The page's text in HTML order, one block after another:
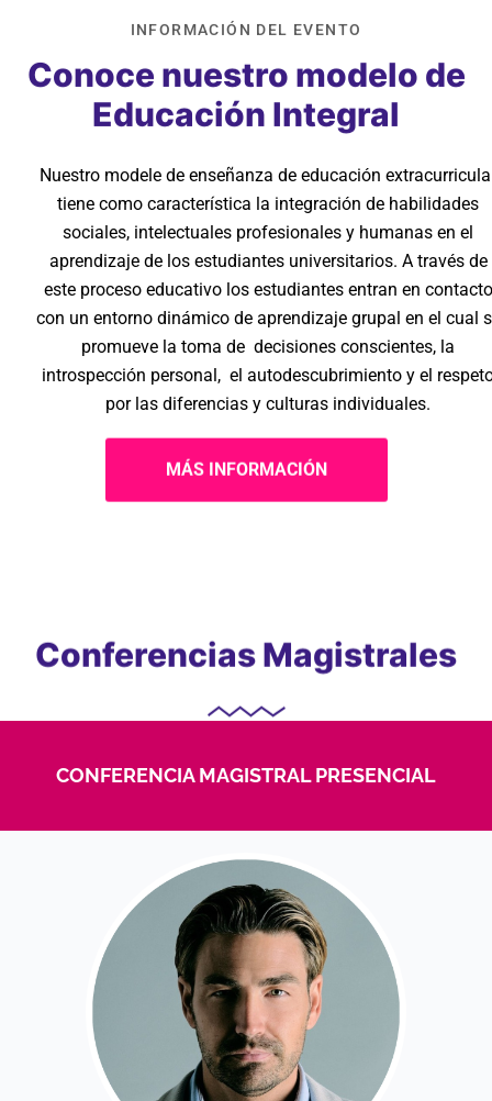
INFORMACIÓN DEL EVENTO
Conoce nuestro modelo de
Educación Integral
Nuestro modele de enseñanza de educación extracurricular
tiene como característica la integración de habilidades
sociales, intelectuales profesionales y humanas en el
aprendizaje de los estudiantes universitarios. A través de
este proceso educativo los estudiantes entran en contacto
con un entorno dinámico de aprendizaje grupal en el cual se
promueve la toma de decisiones conscientes, la
introspección personal, el autodescubrimiento y el respeto
por las diferencias y culturas individuales.
MÁS INFORMACIÓN
Conferencias Magistrales
CONFERENCIA MAGISTRAL PRESENCIAL